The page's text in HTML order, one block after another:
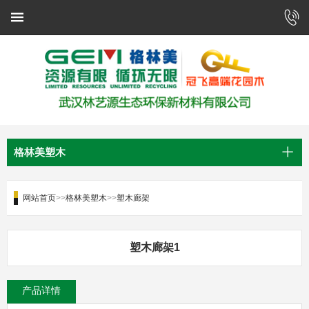
格林美塑木
网站首页>>格林美塑木>>塑木廊架
塑木廊架1
产品详情